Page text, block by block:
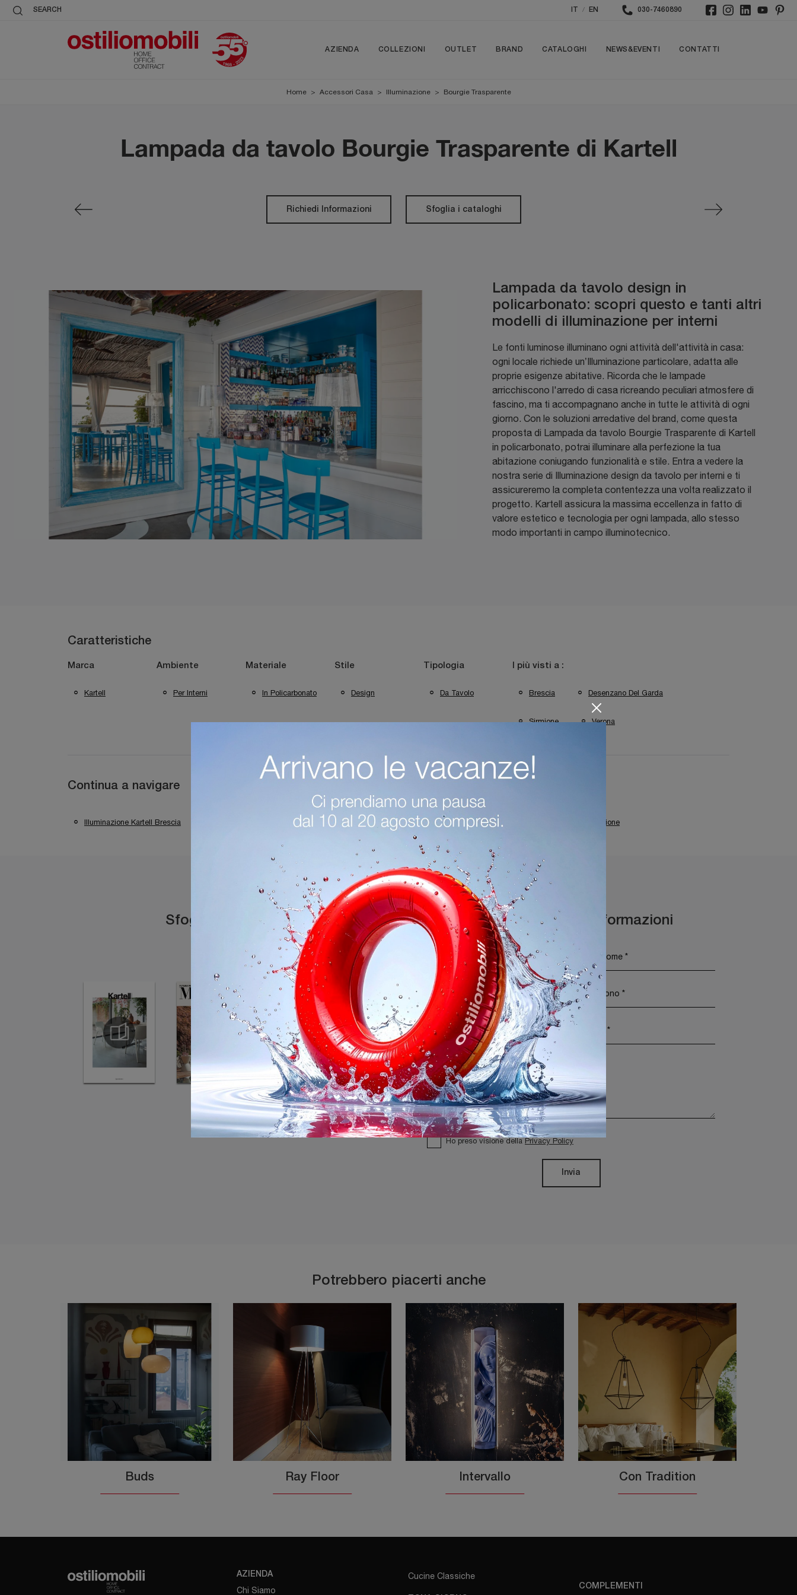
SEARCH / EN 030-7460890
AZIENDA COLLEZIONI OUTLET BRAND CATALOGHI NEWS&EVENTI CONTATTI
Home > Accessori Casa > Illuminazione > Bourgie Trasparente
Lampada da tavolo Bourgie Trasparente di Kartell
Richiedi Informazioni Sfoglia i cataloghi
Lampada da tavolo design in
policarbonato: scopri questo e tanti altri
modelli di illuminazione per interni
Le fonti luminose illuminano ogni attività dell'attività in casa:
ogni locale richiede un’Illuminazione particolare, adatta alle
proprie esigenze abitative. Ricorda che le lampade
arricchiscono l'arredo di casa ricreando peculiari atmosfere di
fascino, ma ti accompagnano anche in tutte le attività di ogni
giorno. Con le soluzioni arredative del brand, come questa
proposta di Lampada da tavolo Bourgie Trasparente di Kartell
in policarbonato, potrai illuminare alla perfezione la tua
abitazione coniugando funzionalità e stile. Entra a vedere la
nostra serie di Illuminazione design da tavolo per interni e ti
assicureremo la completa contentezza una volta realizzato il
progetto. Kartell assicura la massima eccellenza in fatto di
valore estetico e tecnologia per ogni lampada, allo stesso
modo importanti in campo illuminotecnico.
Caratteristiche
Marca
Kartell
Ambiente
Per Interni
Materiale
In Policarbonato
Stile
Design
Tipologia
Da Tavolo
I più visti a :
Brescia Desenzano Del Garda
Sirmione Verona
Continua a navigare
Illuminazione Kartell Brescia Illuminazione Kartell Verona Illuminazione Kartell Desenzano Del Garda Illuminazione Kartell Sirmione
Sfoglia i cataloghi Richiedi Maggiori Informazioni
Ho preso visione dellaPrivacy Policy
Invia
Potrebbero piacerti anche
Buds Ray Floor Intervallo Con Tradition
AZIENDA
Chi Siamo
Cucine Classiche
COMPLEMENTI